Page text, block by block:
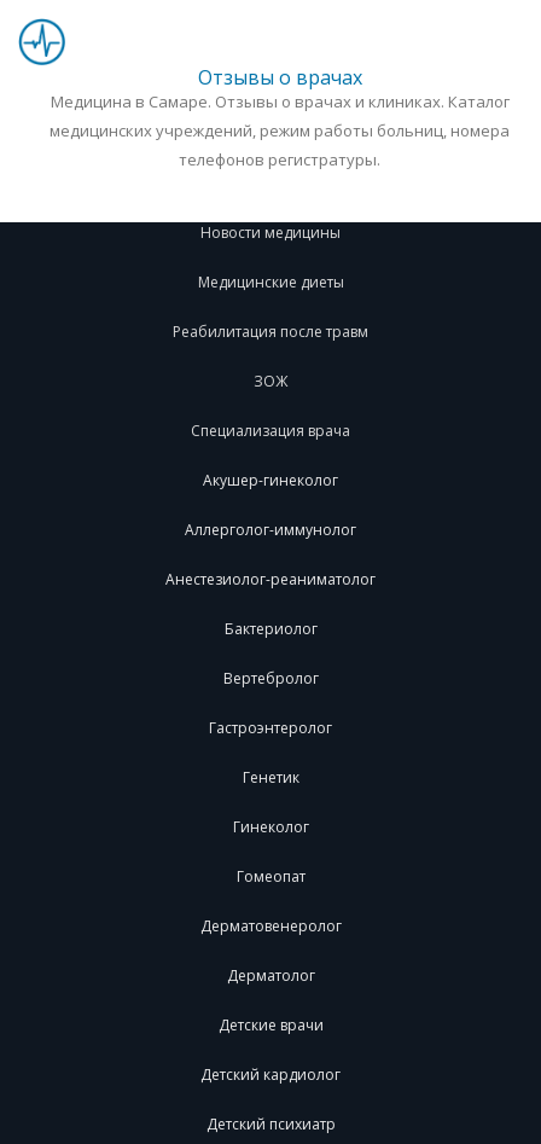
Отзывы о врачах
Медицина в Самаре. Отзывы о врачах и клиниках. Каталог
медицинских учреждений, режим работы больниц, номера
телефонов регистратуры.
Новости медицины
Медицинские диеты
Реабилитация после травм
ЗОЖ
Специализация врача
Акушер-гинеколог
Аллерголог-иммунолог
Анестезиолог-реаниматолог
Бактериолог
Вертебролог
Гастроэнтеролог
Генетик
Гинеколог
Гомеопат
Дерматовенеролог
Дерматолог
Детские врачи
Детский кардиолог
Детский психиатр